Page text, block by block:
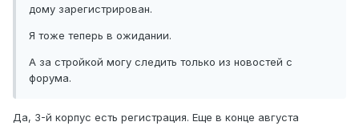
дому зарегистрирован.
Я тоже теперь в ожидании.
А за стройкой могу следить только из новостей с
форума.
Да, 3-й корпус есть регистрация. Еще в конце августа